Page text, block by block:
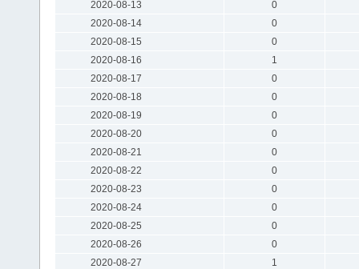
2020-08-13
0
2020-08-14
0
2020-08-15
0
2020-08-16
1
2020-08-17
0
2020-08-18
0
2020-08-19
0
2020-08-20
0
2020-08-21
0
2020-08-22
0
2020-08-23
0
2020-08-24
0
2020-08-25
0
2020-08-26
0
2020-08-27
1